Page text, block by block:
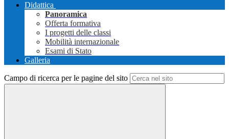
Didattica
Panoramica
Offerta formativa
I progetti delle classi
Mobilità internazionale
Esami di Stato
Galleria
Campo di ricerca per le pagine del sito